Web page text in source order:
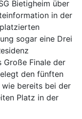
Bietigheim über
in der
sogar eine Drei
Finale der
den fünften
wie bereits bei der
Platz in der